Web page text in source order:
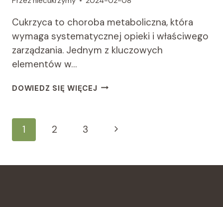
Cukrzyca to choroba metaboliczna, która
wymaga systematycznej opieki i właściwego
zarządzania. Jednym z kluczowych
elementów w…
DOWIEDZ SIĘ WIĘCEJ CUKRZYCA
Nawigacja
Strony
1 2 3
Następna